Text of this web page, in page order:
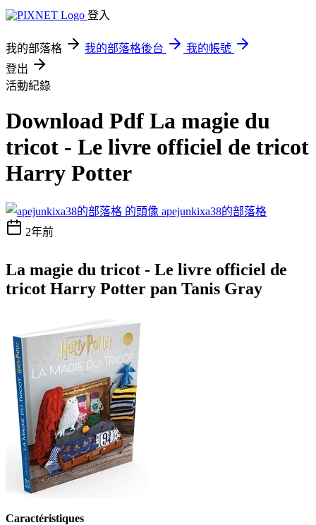
登入
我的部落格 我的部落格後台
我的帳號
登出
活動紀錄
Download Pdf La magie du
tricot - Le livre officiel de tricot
Harry Potter
apejunkixa38的部落格
2年前
La magie du tricot - Le livre officiel de
tricot Harry Potter pan Tanis Gray
Caractéristiques